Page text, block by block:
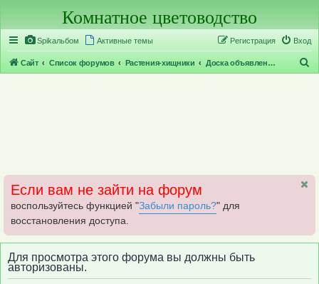
Комнатное цветоводство
Spikальбом Активные темы Вход
Регистрация
Сайт Список форумов Растения-хищники Доска объявлений по хищникам
Если вам не зайти на форум
воспользуйтесь функцией "Забыли пароль?" для
восстановления доступа.
Для просмотра этого форума вы должны быть
авторизованы.